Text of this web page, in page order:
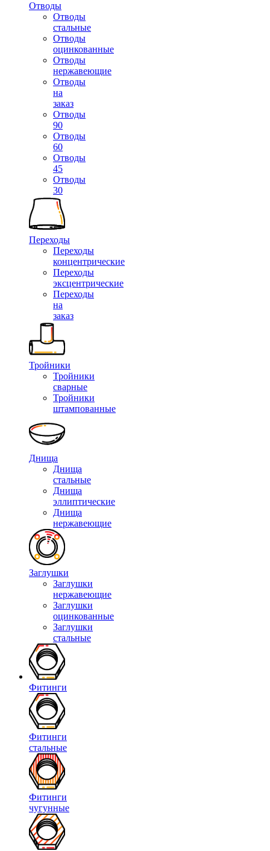
Отводы
Отводы
стальные
Отводы
оцинкованные
Отводы
нержавеющие
Отводы
на
заказ
Отводы
90
Отводы
60
Отводы
45
Отводы
30
Переходы
Переходы
концентрические
Переходы
эксцентрические
Переходы
на
заказ
Тройники
Тройники
сварные
Тройники
штампованные
Днища
Днища
стальные
Днища
эллиптические
Днища
нержавеющие
Заглушки
Заглушки
нержавеющие
Заглушки
оцинкованные
Заглушки
стальные
Фитинги
Фитинги
стальные
Фитинги
чугунные